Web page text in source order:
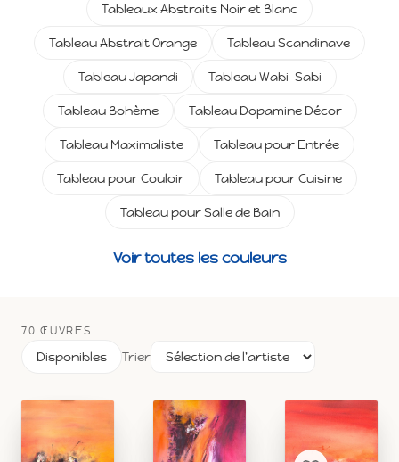
Tableaux Abstraits Noir et Blanc
Tableau Abstrait Orange Tableau Scandinave
Tableau Japandi Tableau Wabi-Sabi
Tableau Bohème Tableau Dopamine Décor
Tableau Maximaliste Tableau pour Entrée
Tableau pour Couloir Tableau pour Cuisine
Tableau pour Salle de Bain
Voir toutes les couleurs
70 ŒUVRES
Disponibles Trier